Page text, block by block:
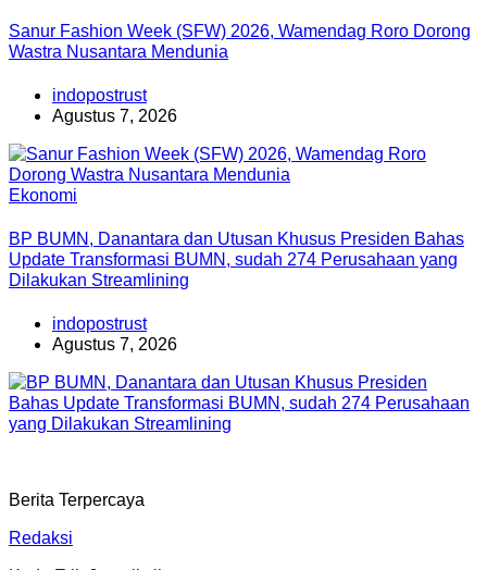
Sanur Fashion Week (SFW) 2026, Wamendag Roro Dorong
Wastra Nusantara Mendunia
indopostrust
Agustus 7, 2026
Ekonomi
BP BUMN, Danantara dan Utusan Khusus Presiden Bahas
Update Transformasi BUMN, sudah 274 Perusahaan yang
Dilakukan Streamlining
indopostrust
Agustus 7, 2026
Berita Terpercaya
Redaksi